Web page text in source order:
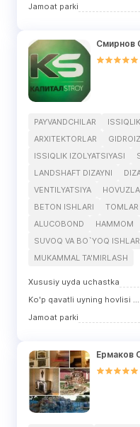
Jamoat parki
Смирнов
PAYVANDCHILAR
ARXITEKTORLAR
ISSIQLIK IZOLYATSIYASI
LANDSHAFT DIZAYNI
VENTILYATSIYA
BETON ISHLARI
TOMLAR
ALUCOBOND
HAMMOM
SUVOQ VA BO`YOQ
MUKAMMAL TA'MIRLASH
Xususiy uyda uchastka
Ko'p qavatli uyning hovlisi (hovli)
Jamoat parki
Ермаков